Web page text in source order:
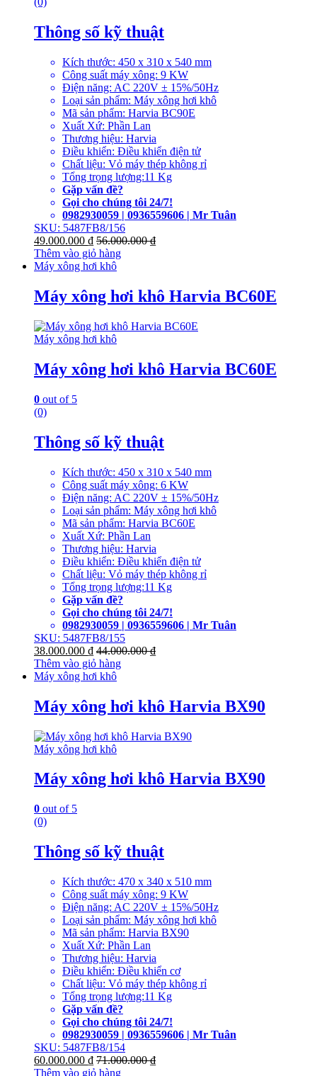
Thông số kỹ thuật
Kích thước: 450 x 310 x 540 mm
Công suất máy xông: 9 KW
Điện năng: AC 220V ± 15%/50Hz
Loại sản phẩm: Máy xông hơi khô
Mã sản phẩm: Harvia BC90E
Xuất Xứ: Phần Lan
Thương hiệu: Harvia
Điều khiển: Điều khiển điện tử
Chất liệu: Vỏ máy thép không rỉ
Tổng trọng lượng:11 Kg
Gặp vấn đề?
Gọi cho chúng tôi 24/7!
0982930059 | 0936559606 | Mr Tuân
SKU: 5487FB8/156
49.000.000 ₫ 56.000.000₫
Thêm vào giỏ hàng
Máy xông hơi khô
Máy xông hơi khô Harvia BC60E
Máy xông hơi khô
Máy xông hơi khô Harvia BC60E
0 out of 5
(0)
Thông số kỹ thuật
Kích thước: 450 x 310 x 540 mm
Công suất máy xông: 6 KW
Điện năng: AC 220V ± 15%/50Hz
Loại sản phẩm: Máy xông hơi khô
Mã sản phẩm: Harvia BC60E
Xuất Xứ: Phần Lan
Thương hiệu: Harvia
Điều khiển: Điều khiển điện tử
Chất liệu: Vỏ máy thép không rỉ
Tổng trọng lượng:11 Kg
Gặp vấn đề?
Gọi cho chúng tôi 24/7!
0982930059 | 0936559606 | Mr Tuân
SKU: 5487FB8/155
38.000.000 ₫ 44.000.000₫
Thêm vào giỏ hàng
Máy xông hơi khô
Máy xông hơi khô Harvia BX90
Máy xông hơi khô
Máy xông hơi khô Harvia BX90
0 out of 5
(0)
Thông số kỹ thuật
Kích thước: 470 x 340 x 510 mm
Công suất máy xông: 9 KW
Điện năng: AC 220V ± 15%/50Hz
Loại sản phẩm: Máy xông hơi khô
Mã sản phẩm: Harvia BX90
Xuất Xứ: Phần Lan
Thương hiệu: Harvia
Điều khiển: Điều khiển cơ
Chất liệu: Vỏ máy thép không rỉ
Tổng trọng lượng:11 Kg
Gặp vấn đề?
Gọi cho chúng tôi 24/7!
0982930059 | 0936559606 | Mr Tuân
SKU: 5487FB8/154
60.000.000 ₫ 71.000.000₫
Thêm vào giỏ hàng